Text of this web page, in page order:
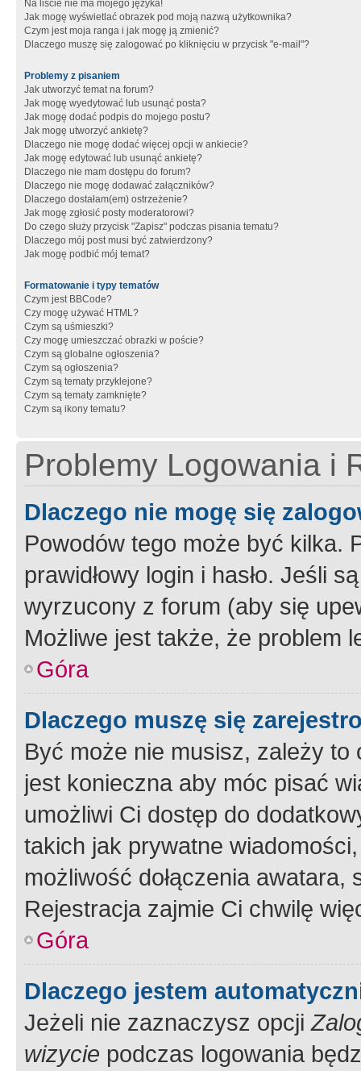
Na liście nie ma mojego języka!
Jak mogę wyświetlać obrazek pod moją nazwą użytkownika?
Czym jest moja ranga i jak mogę ją zmienić?
Dlaczego muszę się zalogować po kliknięciu w przycisk "e-mail"?
Problemy z pisaniem
Jak utworzyć temat na forum?
Jak mogę wyedytować lub usunąć posta?
Jak mogę dodać podpis do mojego postu?
Jak mogę utworzyć ankietę?
Dlaczego nie mogę dodać więcej opcji w ankiecie?
Jak mogę edytować lub usunąć ankietę?
Dlaczego nie mam dostępu do forum?
Dlaczego nie mogę dodawać załączników?
Dlaczego dostałam(em) ostrzeżenie?
Jak mogę zgłosić posty moderatorowi?
Do czego służy przycisk "Zapisz" podczas pisania tematu?
Dlaczego mój post musi być zatwierdzony?
Jak mogę podbić mój temat?
Formatowanie i typy tematów
Czym jest BBCode?
Czy mogę używać HTML?
Czym są uśmieszki?
Czy mogę umieszczać obrazki w poście?
Czym są globalne ogłoszenia?
Czym są ogłoszenia?
Czym są tematy przyklejone?
Czym są tematy zamknięte?
Czym są ikony tematu?
Problemy Logowania i
Dlaczego nie mogę się
Powodów tego może być kilka.
prawidłowy login i hasło. Jeśli
wyrzucony z forum (aby się
Możliwe jest także, że problem
Góra
Dlaczego muszę się
Być może nie musisz, zależy
jest konieczna aby móc pisać
umożliwi Ci dostęp do
takich jak prywatne
możliwość dołączenia
Rejestracja zajmie Ci chwilę
Góra
Dlaczego jestem
Jeżeli nie zaznaczysz opcji
wizycie podczas logowania